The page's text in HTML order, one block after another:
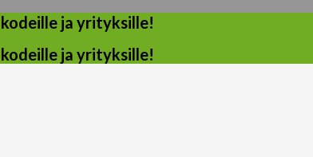
ja yrityksille!
ja yrityksille!